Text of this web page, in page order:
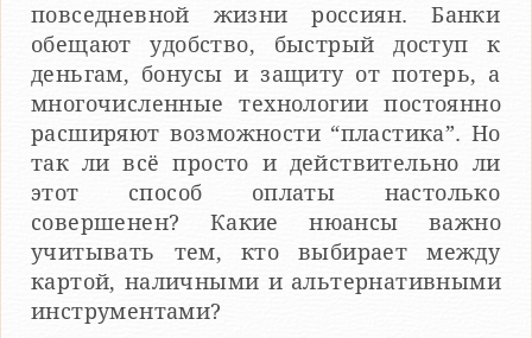
повседневной жизни россиян. Банки
обещают удобство, быстрый доступ к
деньгам, бонусы и защиту от потерь, а
многочисленные технологии постоянно
расширяют возможности “пластика”. Но
так ли всё просто и действительно ли
этот способ оплаты настолько
совершенен? Какие нюансы важно
учитывать тем, кто выбирает между
картой, наличными и альтернативными
инструментами?